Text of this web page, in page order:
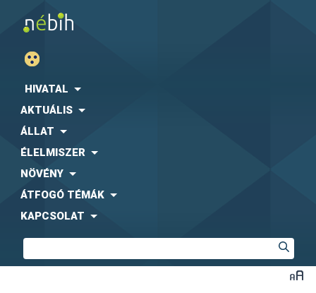
HIVATAL
AKTUÁLIS
ÁLLAT
ÉLELMISZER
NÖVÉNY
ÁTFOGÓ TÉMÁK
KAPCSOLAT